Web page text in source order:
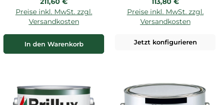
Preise inkl. MwSt. zzgl.
Versandkosten
In den Warenkorb
Preise inkl. MwSt. zzgl.
Versandkosten
Jetzt konfigurieren